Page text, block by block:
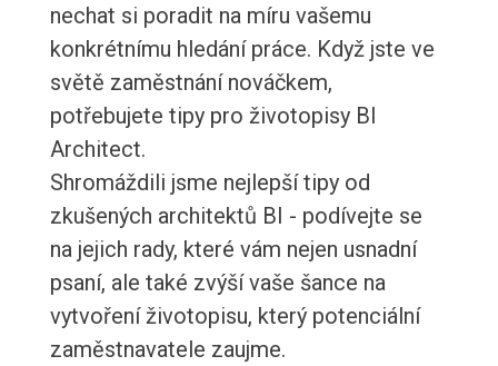
nechat si poradit na míru vašemu
konkrétnímu hledání práce. Když jste ve
světě zaměstnání nováčkem,
potřebujete tipy pro životopisy BI
Architect.
Shromáždili jsme nejlepší tipy od
zkušených architektů BI - podívejte se
na jejich rady, které vám nejen usnadní
psaní, ale také zvýší vaše šance na
vytvoření životopisu, který potenciální
zaměstnavatele zaujme.